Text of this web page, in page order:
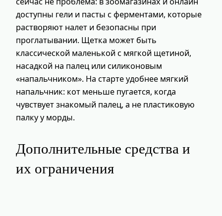
доступны гели и пасты с ферментами, которые
растворяют налет и безопасны при
проглатывании. Щетка может быть
классической маленькой с мягкой щетиной,
насадкой на палец или силиконовым
«напальчником». На старте удобнее мягкий
напальчник: кот меньше пугается, когда
чувствует знакомый палец, а не пластиковую
палку у морды.
Дополнительные средства и
их ограничения